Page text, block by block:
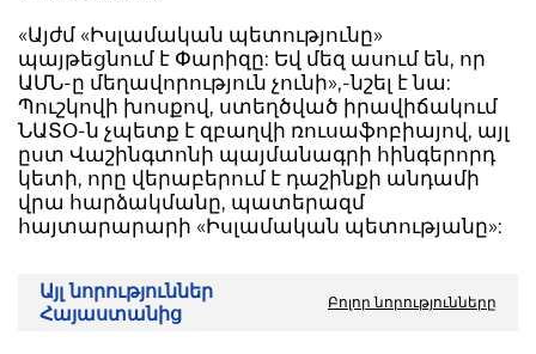
«Այժմ «Իսլամական պետությունը»
պայթեցնում է Փարիզը: Եվ մեզ ասում են, որ
ԱՄՆ-ը մեղավորություն չունի»,-նշել է նա:
Պուշկովի խոսքով, ստեղծված իրավիճակում
ՆԱՏՕ-ն չպետք է զբաղվի ռուսաֆոբիայով, այլ
ըստ Վաշինգտոնի պայմանագրի հինգերորդ
կետի, որը վերաբերում է դաշինքի անդամի
վրա հարձակմանը, պատերազմ
հայտարարարի «Իսլամական պետությանը»:
Այլ նորություններ
Հայաստանից
Բոլոր նորությունները